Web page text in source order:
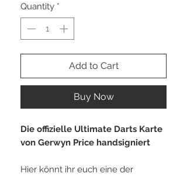
Quantity *
Add to Cart
Buy Now
Die offizielle Ultimate Darts Karte
von Gerwyn Price handsigniert
Hier könnt ihr euch eine der